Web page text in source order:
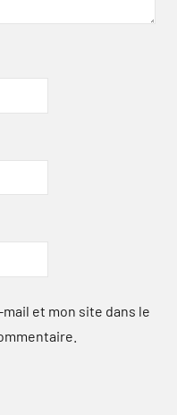
et mon site dans le